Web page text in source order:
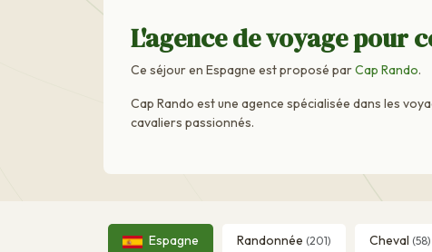
L'agence de voyage pour
Ce séjour en Espagne est proposé parCap Rando.
Cap Rando est une agence spécialisée dans les
cavaliers passionnés.
Espagne Randonnée (201) Cheval (58)